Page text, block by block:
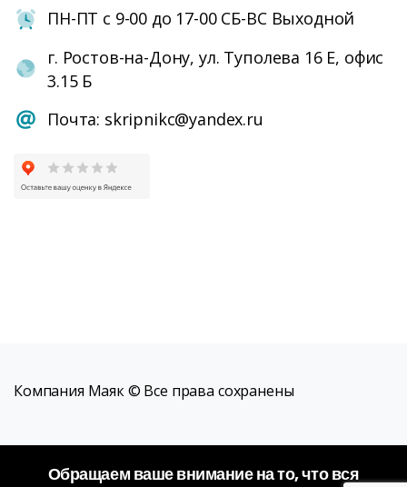
ПН-ПТ с 9-00 до 17-00 СБ-ВС Выходной
г. Ростов-на-Дону, ул. Туполева 16 Е, офис
3.15 Б
Почта: skripnikc@yandex.ru
Компания Маяк © Все права сохранены
Обращаем ваше внимание на то, что вся